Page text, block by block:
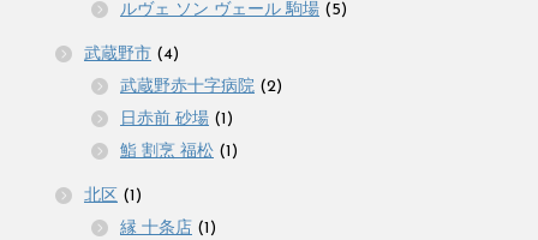
ルヴェ ソン ヴェール 駒場 (5)
武蔵野市 (4)
武蔵野赤十字病院 (2)
日赤前 砂場 (1)
鮨 割烹 福松 (1)
北区 (1)
縁 十条店 (1)